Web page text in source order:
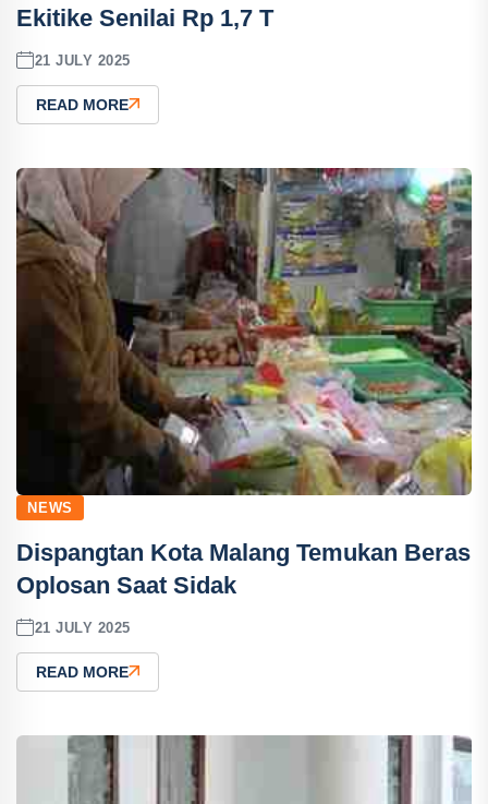
Ekitike Senilai Rp 1,7 T
21 JULY 2025
READ MORE
NEWS
Dispangtan Kota Malang Temukan Beras
Oplosan Saat Sidak
21 JULY 2025
READ MORE